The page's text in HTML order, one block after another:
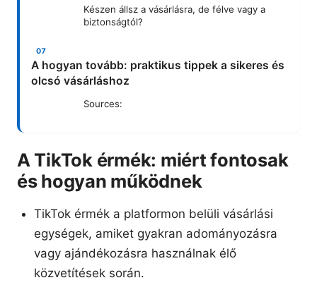
Készen állsz a vásárlásra, de félve vagy a
biztonságtól?
A hogyan tovább: praktikus tippek a sikeres és
olcsó vásárláshoz
Sources:
A TikTok érmék: miért fontosak
és hogyan működnek
TikTok érmék a platformon belüli vásárlási
egységek, amiket gyakran adományozásra
vagy ajándékozásra használnak élő
közvetítések során.